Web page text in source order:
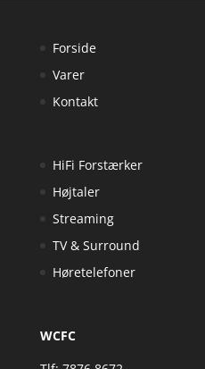
Forside
Varer
Kontakt
HiFi Forstærker
Højtaler
Streaming
TV & Surround
Høretelefoner
WCFC